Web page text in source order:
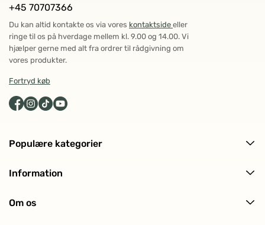
Populære kategorier
Ansigtspleje
Information
Ofte stillede spørgsmål (FAQ)
Om os
+45 70707366
Du kan altid kontakte os via vores kontaktside eller
ringe til os på hverdage mellem kl. 9.00 og 14.00. Vi
hjælper gerne med alt fra ordrer til rådgivning om
vores produkter.
Fortryd køb